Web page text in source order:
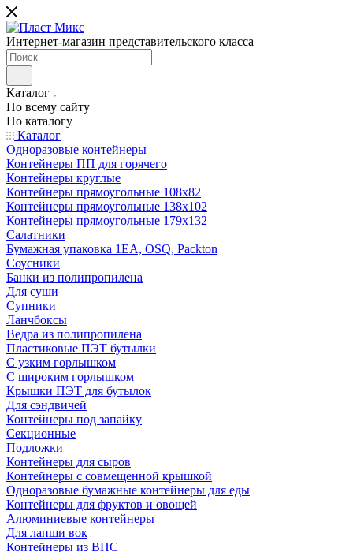
Интернет-магазин представительского класса
Каталог
По всему сайту
По каталогу
Каталог
Одноразовые контейнеры
Контейнеры ПП для горячего
Контейнеры круглые
Контейнеры прямоугольные 108х82
Контейнеры прямоугольные 138х102
Контейнеры прямоугольные 179х132
Салатники
Бумажная упаковка 1ЕА, OSQ, Packton
Соусники
Банки из полипропилена
Для суши
Супники
Ланчбоксы
Ведра из полипропилена
Пластиковые ПЭТ бутылки
С узким горлышком
С широким горлышком
Крышки ПЭТ для бутылок
Для сэндвичей
Контейнеры под запайку
Секционные
Подложки
Контейнеры для сыров
Контейнеры с совмещенной крышкой
Одноразовые бумажные контейнеры для еды
Контейнеры для фруктов и овощей
Алюминиевые контейнеры
Для лапши вок
Контейнеры из ВПС